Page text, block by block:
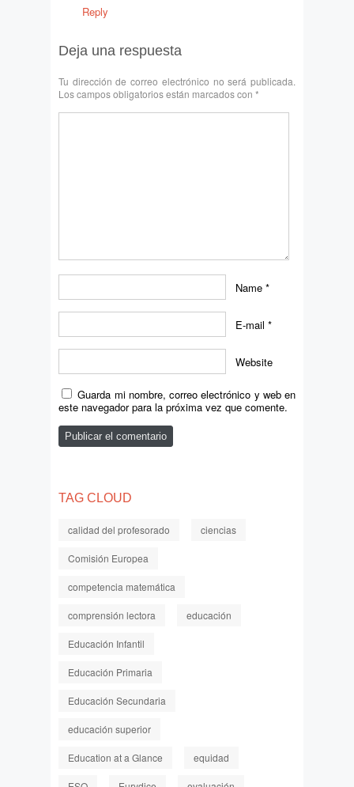
Reply
Deja una respuesta
Tu dirección de correo electrónico no será publicada.
Los campos obligatorios están marcados con *
Name *
E-mail *
Website
Guarda mi nombre, correo electrónico y web en
este navegador para la próxima vez que comente.
TAG CLOUD
calidad del profesorado ciencias
Comisión Europea
competencia matemática
comprensión lectora educación
Educación Infantil
Educación Primaria
Educación Secundaria
educación superior
Education at a Glance equidad